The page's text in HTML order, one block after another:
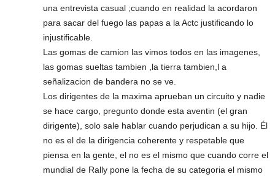
una entrevista casual ;cuando en realidad la acordaron
para sacar del fuego las papas a la Actc justificando lo
injustificable.
Las gomas de camion las vimos todos en las imagenes,
las gomas sueltas tambien ,la tierra tambien,l a
señalizacion de bandera no se ve.
Los dirigentes de la maxima aprueban un circuito y nadie
se hace cargo, pregunto donde esta aventin (el gran
dirigente), solo sale hablar cuando perjudican a su hijo. Él
no es el de la dirigencia coherente y respetable que
piensa en la gente, el no es el mismo que cuando corre el
mundial de Rally pone la fecha de su categoria el mismo